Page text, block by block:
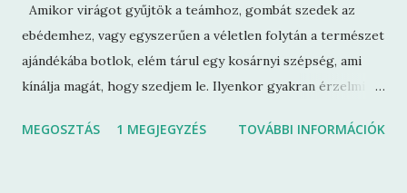
Amikor virágot gyűjtök a teámhoz, gombát szedek az
ebédemhez, vagy egyszerűen a véletlen folytán a természet
ajándékába botlok, elém tárul egy kosárnyi szépség, ami
kínálja magát, hogy szedjem le. Ilyenkor gyakran érzelmi
is van. Az egyik forrása az, hogy haldoklik a természet és
MEGOSZTÁS 1 MEGJEGYZÉS TOVÁBBI INFORMÁCIÓK